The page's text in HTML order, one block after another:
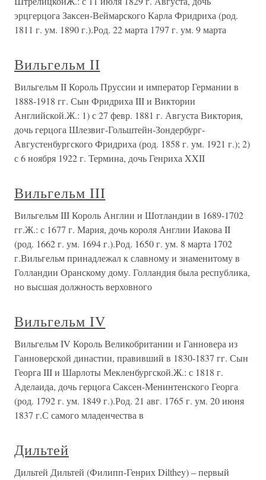
эрцгерцога Заксен-Веймарского Карла Фридриха (род.
1811 г. ум. 1890 г.).Род. 22 марта 1797 г. ум. 9 марта
Вильгельм II
Вильгельм II Король Пруссии и император Германии в
1888-1918 гг. Сын Фридриха III и Виктории
Английской.Ж.: 1) с 27 февр. 1881 г. Августа Виктория,
дочь герцога Шлезвиг-Гольштейн-Зондербург-
Августенбургского Фридриха (род. 1858 г. ум. 1921 г.); 2)
с 6 ноября 1922 г. Термина, дочь Генриха XXII
Вильгельм III
Вильгельм III Король Англии и Шотландии в 1689-1702
гг.Ж.: с 1677 г. Мария, дочь короля Англии Иакова II
(род. 1662 г. ум. 1694 г.).Род. 1650 г. ум. 8 марта 1702
г.Вильгельм принадлежал к славному и знаменитому в
Голландии Оранскому дому. Голландия была республика,
но высшая должность верховного
Вильгельм IV
Вильгельм IV Король Великобритании и Ганновера из
Ганноверской династии, правивший в 1830-1837 гг. Сын
Георга III и Шарлоты Мекленбургской.Ж.: с 1818 г.
Аделаида, дочь герцога Саксен-Менинтенского Георга
(род. 1792 г. ум. 1849 г.).Род. 21 авг. 1765 г. ум. 20 июня
1837 г.С самого младенчества в
Дильтей
Дильтей Дильтей (Филипп-Генрих Dilthey) – первый